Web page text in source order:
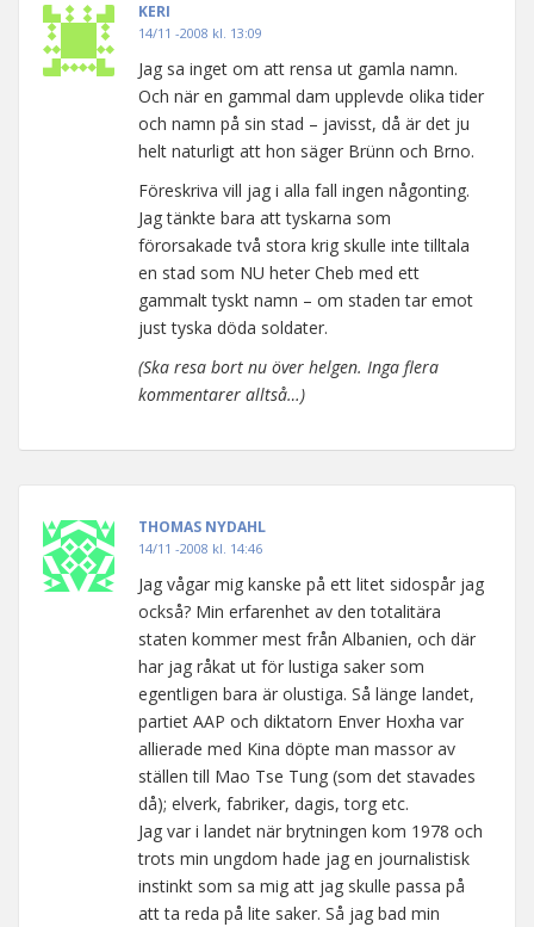
KERI
14/11 -2008 kl. 13:09
Jag sa inget om att rensa ut gamla namn.
Och när en gammal dam upplevde olika tider
och namn på sin stad – javisst, då är det ju
helt naturligt att hon säger Brünn och Brno.
Föreskriva vill jag i alla fall ingen någonting.
Jag tänkte bara att tyskarna som
förorsakade två stora krig skulle inte tilltala
en stad som NU heter Cheb med ett
gammalt tyskt namn – om staden tar emot
just tyska döda soldater.
(Ska resa bort nu över helgen. Inga flera
kommentarer alltså…)
THOMAS NYDAHL
14/11 -2008 kl. 14:46
Jag vågar mig kanske på ett litet sidospår jag
också? Min erfarenhet av den totalitära
staten kommer mest från Albanien, och där
har jag råkat ut för lustiga saker som
egentligen bara är olustiga. Så länge landet,
partiet AAP och diktatorn Enver Hoxha var
allierade med Kina döpte man massor av
ställen till Mao Tse Tung (som det stavades
då); elverk, fabriker, dagis, torg etc.
Jag var i landet när brytningen kom 1978 och
trots min ungdom hade jag en journalistisk
instinkt som sa mig att jag skulle passa på
att ta reda på lite saker. Så jag bad min